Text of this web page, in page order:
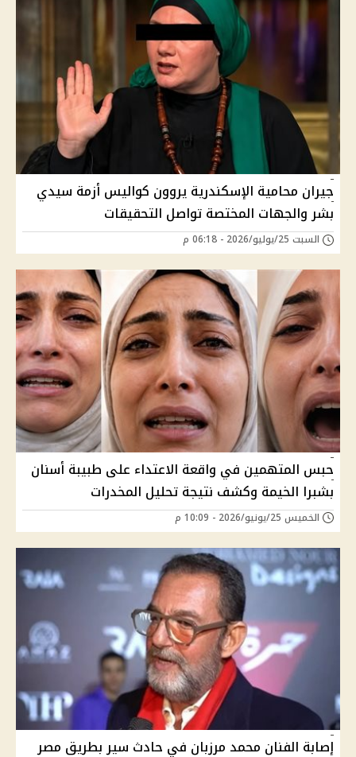
جيران محامية الإسكندرية يروون كواليس أزمة سيدي
بشر والجهات المختصة تواصل التحقيقات
السبت 25/يوليو/2026 - 06:18 م
حبس المتهمين في واقعة الاعتداء على طبيبة أسنان
بشبرا الخيمة وكشف نتيجة تحليل المخدرات
الخميس 25/يونيو/2026 - 10:09 م
إصابة الفنان محمد مرزبان في حادث سير بطريق مصر